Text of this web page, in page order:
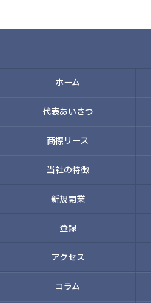
ホーム
代表あいさつ
商標リース
当社の特徴
新規開業
登録
アクセス
コラム